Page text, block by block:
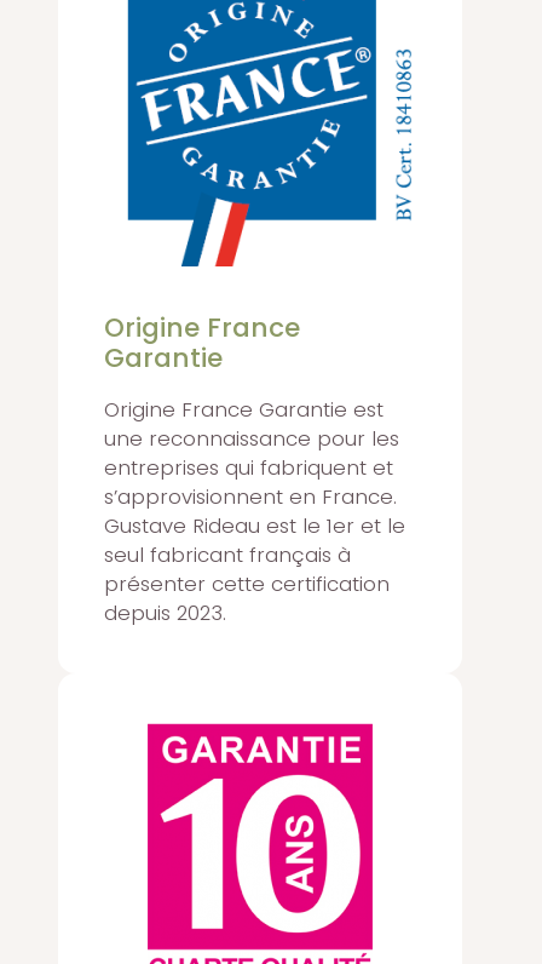
Origine France
Garantie
Origine France Garantie est
une reconnaissance pour les
entreprises qui fabriquent et
s’approvisionnent en France.
Gustave Rideau est le 1er et le
seul fabricant français à
présenter cette certification
depuis 2023.